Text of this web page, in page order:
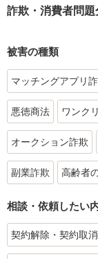
詐欺・消費者問
被害の種類
マッチングアプリ
悪徳商法 ワンク
オークション詐欺
副業詐欺 高齢者
相談・依頼したい
契約解除・契約取消